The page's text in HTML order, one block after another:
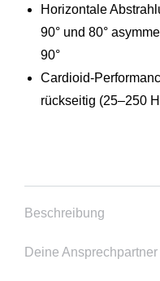
Horizontale
90° und 80°
90°
Cardioid-
rückseitig (25–250
Beschreibung
Deine Ansprechpartner